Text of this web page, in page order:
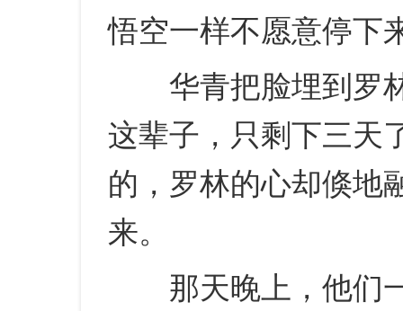
悟空一样不愿意停下
华青把脸埋到罗林
这辈子，只剩下三天
的，罗林的心却倏地
来。
那天晚上，他们一